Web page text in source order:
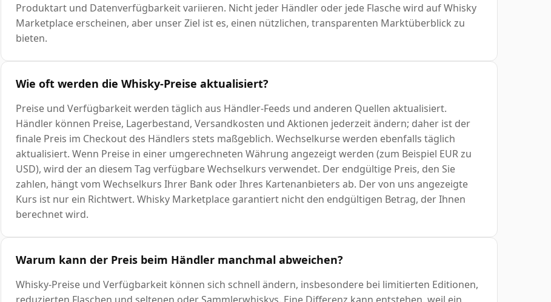
Produktart und Datenverfügbarkeit variieren. Nicht jeder Händler oder jede Flasche wird auf Whisky
Marketplace erscheinen, aber unser Ziel ist es, einen nützlichen, transparenten Marktüberblick zu
bieten.
Wie oft werden die Whisky-Preise aktualisiert?
Preise und Verfügbarkeit werden täglich aus Händler-Feeds und anderen Quellen aktualisiert.
Händler können Preise, Lagerbestand, Versandkosten und Aktionen jederzeit ändern; daher ist der
finale Preis im Checkout des Händlers stets maßgeblich. Wechselkurse werden ebenfalls täglich
aktualisiert. Wenn Preise in einer umgerechneten Währung angezeigt werden (zum Beispiel EUR zu
USD), wird der an diesem Tag verfügbare Wechselkurs verwendet. Der endgültige Preis, den Sie
zahlen, hängt vom Wechselkurs Ihrer Bank oder Ihres Kartenanbieters ab. Der von uns angezeigte
Kurs ist nur ein Richtwert. Whisky Marketplace garantiert nicht den endgültigen Betrag, der Ihnen
berechnet wird.
Warum kann der Preis beim Händler manchmal abweichen?
Whisky-Preise und Verfügbarkeit können sich schnell ändern, insbesondere bei limitierten Editionen,